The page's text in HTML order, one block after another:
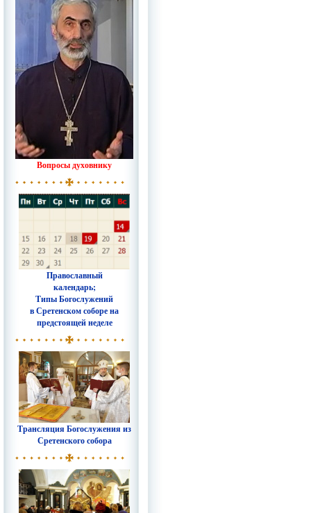
Вопросы духовнику
Православный
календарь;
Типы Богослужений
в Сретенском соборе на
предстоящей неделе
Трансляция Богослужения из
Сретенского собора